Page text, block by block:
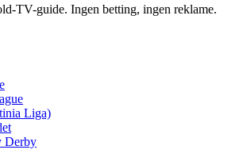
TV-guide. Ingen betting, ingen reklame.
Liga)
Derby